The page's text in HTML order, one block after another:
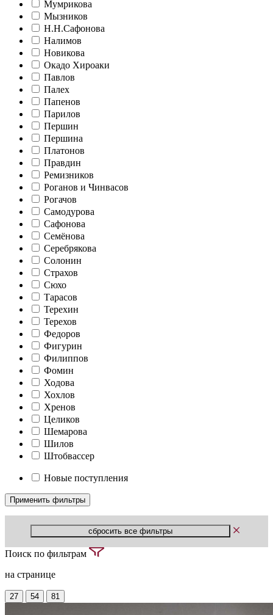
Мумрикова
Мызников
Н.Н.Сафонова
Налимов
Новикова
Окадо Хироаки
Павлов
Палех
Папенов
Парилов
Першин
Першина
Платонов
Правдин
Ремизников
Роганов и Чинвасов
Рогачов
Самодурова
Сафонова
Семёнова
Серебрякова
Солонин
Страхов
Сюхо
Тарасов
Терехин
Терехов
Федоров
Фигурин
Филиппов
Фомин
Ходова
Хохлов
Хренов
Целиков
Шемарова
Шилов
Штобвассер
Новые поступления
Поиск по фильтрам
на странице
27 54 81